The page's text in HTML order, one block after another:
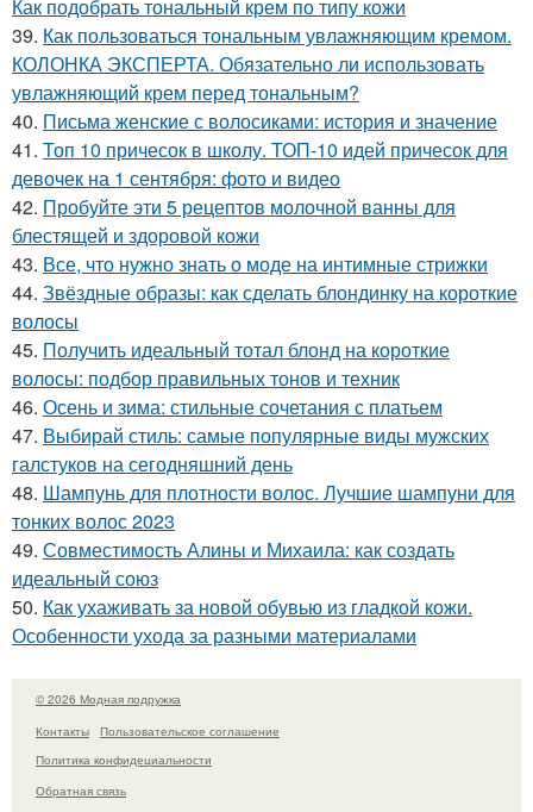
Как подобрать тональный крем по типу кожи
39. Как пользоваться тональным увлажняющим кремом.
КОЛОНКА ЭКСПЕРТА. Обязательно ли использовать
увлажняющий крем перед тональным?
40. Письма женские с волосиками: история и значение
41. Топ 10 причесок в школу. ТОП-10 идей причесок для
девочек на 1 сентября: фото и видео
42. Пробуйте эти 5 рецептов молочной ванны для
блестящей и здоровой кожи
43. Все, что нужно знать о моде на интимные стрижки
44. Звёздные образы: как сделать блондинку на короткие
волосы
45. Получить идеальный тотал блонд на короткие
волосы: подбор правильных тонов и техник
46. Осень и зима: стильные сочетания с платьем
47. Выбирай стиль: самые популярные виды мужских
галстуков на сегодняшний день
48. Шампунь для плотности волос. Лучшие шампуни для
тонких волос 2023
49. Совместимость Алины и Михаила: как создать
идеальный союз
50. Как ухаживать за новой обувью из гладкой кожи.
Особенности ухода за разными материалами
© 2026 Модная подружка
Контакты
Пользовательское соглашение
Политика конфидециальности
Обратная связь